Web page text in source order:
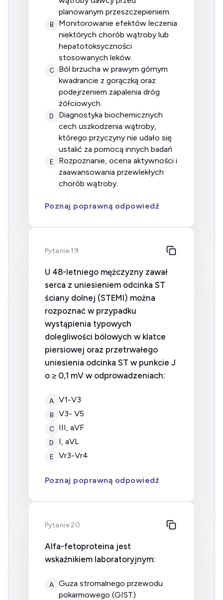
planowanym przeszczepieniem.
B
monitorowanie efektów leczenia
niektórych chorób wątroby lub
hepatotoksyczności
stosowanych leków.
C
ból brzucha w prawym górnym
kwadrancie z gorączką oraz
podejrzeniem zapalenia dróg
żółciowych.
D
diagnostyka biochemicznych
cech uszkodzenia wątroby,
którego przyczyny nie udało się
ustalić za pomocą innych badań
E
rozpoznanie, ocena aktywności i
zaawansowania przewlekłych
chorób wątroby.
Poznaj poprawną odpowiedź
Pytanie 19
U 48-letniego mężczyzny zawał
serca z uniesieniem odcinka ST
ściany dolnej (STEMI) można
rozpoznać w przypadku
wystąpienia typowych
dolegliwości bólowych w klatce
piersiowej oraz przetrwałego
uniesienia odcinka ST w punkcie J
o ≥ 0,1 mV w odprowadzeniach:
A V1-V3
B V3- V5
C III, aVF
D I, aVL
E Vr3-Vr4
Poznaj poprawną odpowiedź
Pytanie 20
Alfa-fetoproteina jest
wskaźnikiem laboratoryjnym:
A
guza stromalnego przewodu
pokarmowego (GIST)